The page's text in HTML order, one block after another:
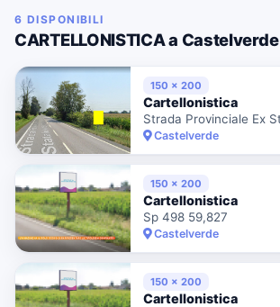
6 DISPONIBILI
CARTELLONISTICA a Castelverde
150 x 200
Cartellonistica
Castelverde
150 x 200
Cartellonistica
Sp 498 59,827
Castelverde
150 x 200
Cartellonistica